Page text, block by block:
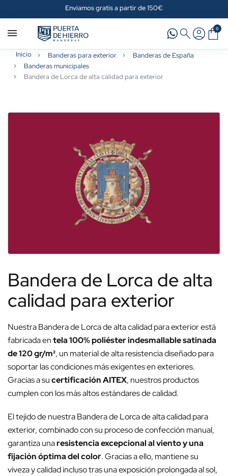
Enviamos gratis a partir de 150€
0
Inicio Banderas para exterior
Banderas de España
Banderas municipales
Bandera de Lorca de alta calidad para exterior
Bandera de Lorca de alta
calidad para exterior
Nuestra Bandera de Lorca de alta calidad para exterior está
fabricada entela 100% poliéster indesmallable satinada
de 120 gr/m², un material de alta resistencia diseñado para
soportar las condiciones más exigentes en exteriores.
Gracias a sucertificación AITEX, nuestros productos
cumplen con los más altos estándares de calidad.
El tejido de nuestra Bandera de Lorca de alta calidad para
exterior, combinado con su proceso de confección manual,
garantiza unaresistencia excepcional al viento y una
fijación óptima del color. Gracias a ello, mantiene su
viveza y calidad incluso tras una exposición prolongada al sol,